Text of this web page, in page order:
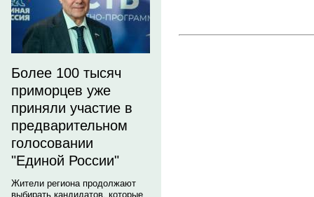
Более 100 тысяч
приморцев уже
приняли участие в
предварительном
голосовании
"Единой России"
Жители региона продолжают
выбирать кандидатов, которые